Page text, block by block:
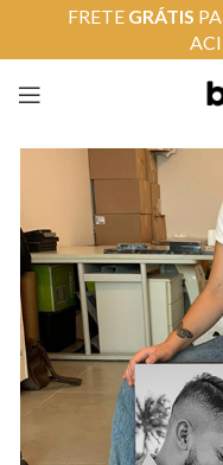
FRETE GRÁTIS